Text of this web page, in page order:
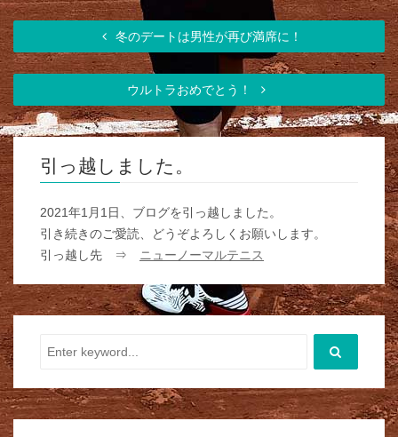
冬のデートは男性が再び満席に！
ウルトラおめでとう！
引っ越しました。
2021年1月1日、ブログを引っ越しました。
引き続きのご愛読、どうぞよろしくお願いします。
引っ越し先 ⇒ ニューノーマルテニス